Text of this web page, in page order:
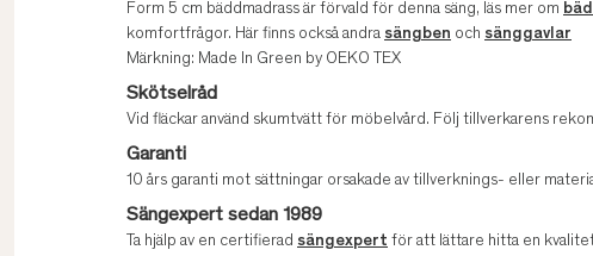
Form 5 cm bäddmadrass är förvald för denna säng, läs mer om
komfortfrågor. Här finns också andra sängben och sänggavlar
Märkning: Made In Green by OEKO TEX
Skötselråd
Vid fläckar använd skumtvätt för möbelvård. Följ tillverkarens
Garanti
10 års garanti mot sättningar orsakade av tillverknings- eller
Sängexpert sedan 1989
Ta hjälp av en certifierad sängexpert för att lättare hitta en